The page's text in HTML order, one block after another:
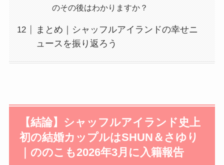
のその後はわかりますか？
まとめ｜シャッフルアイランドの幸せニ
ュースを振り返ろう
【結論】シャッフルアイランド史上
初の結婚カップルはSHUN＆さゆり
｜ののこも2026年3月に入籍報告